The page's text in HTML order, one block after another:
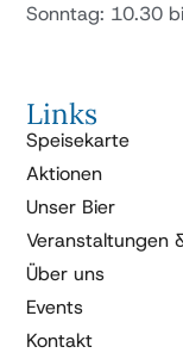
Sonntag: 10.30
Links
Speisekarte
Aktionen
Unser Bier
Veranstaltungen
Über uns
Events
Kontakt